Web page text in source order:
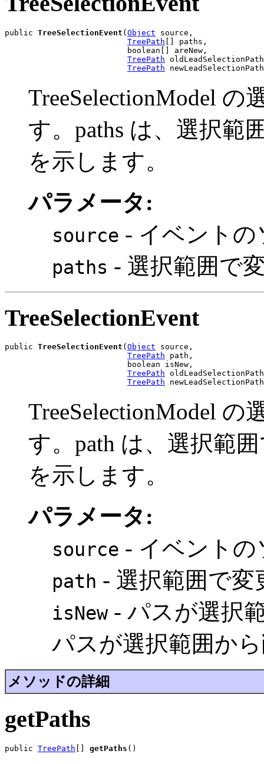
public TreeSelectionEvent ( Object source,
TreePath [] paths,
                          boolean[] areNew,
TreePath
TreePath
TreeSelectionModel
す。paths は、選択範
を示します。
パラメータ:
source - イベントの
paths - 選択範囲で
TreeSelectionEvent
public TreeSelectionEvent ( Object source,
TreePath path,
                          boolean isNew,
TreePath
TreePath
TreeSelectionModel
す。path は、選択範
を示します。
パラメータ:
source - イベントの
path - 選択範囲で
isNew- パスが選択
パスが選択範囲か
メソッドの詳細
getPaths
public TreePath getPaths ()